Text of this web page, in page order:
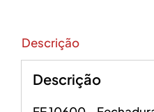
Descrição
Descrição